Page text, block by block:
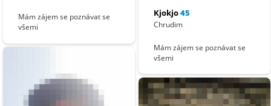
Mám zájem se poznávat se
všemi
Kjokjo45
Chrudim
Mám zájem se poznávat se
všemi